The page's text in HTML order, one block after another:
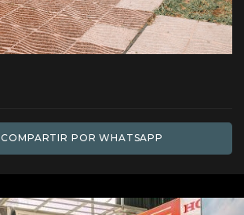
COMPARTIR POR WHATSAPP